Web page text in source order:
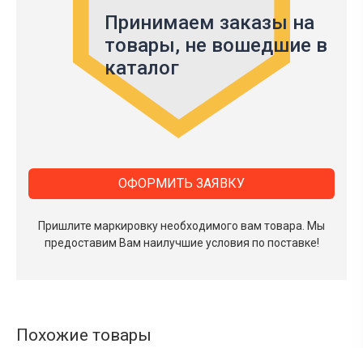
Принимаем заказы на
товары, не вошедшие в
каталог
Пришлите маркировку необходимого вам товара. Мы
предоставим Вам наилучшие условия по поставке!
ОФОРМИТЬ ЗАЯВКУ
Похожие товары